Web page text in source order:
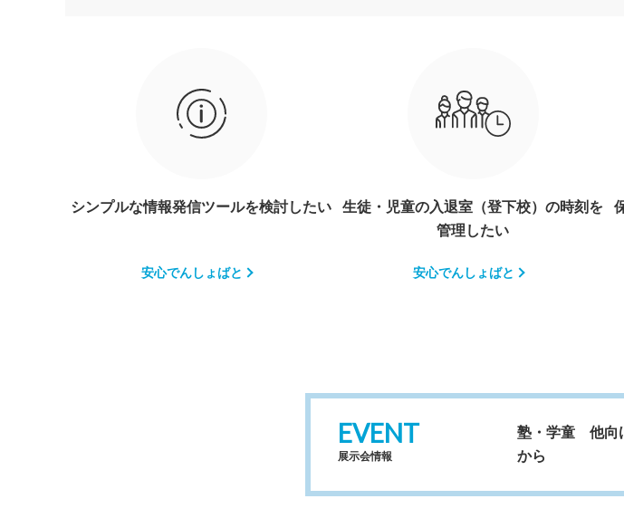
シンプルな情報発信ツールを検討したい
安心でんしょばと
生徒・児童の入退室（登下校）の時刻を
管理したい
安心でんしょばと
EVENT
展示会情報
塾・学童 他向
から